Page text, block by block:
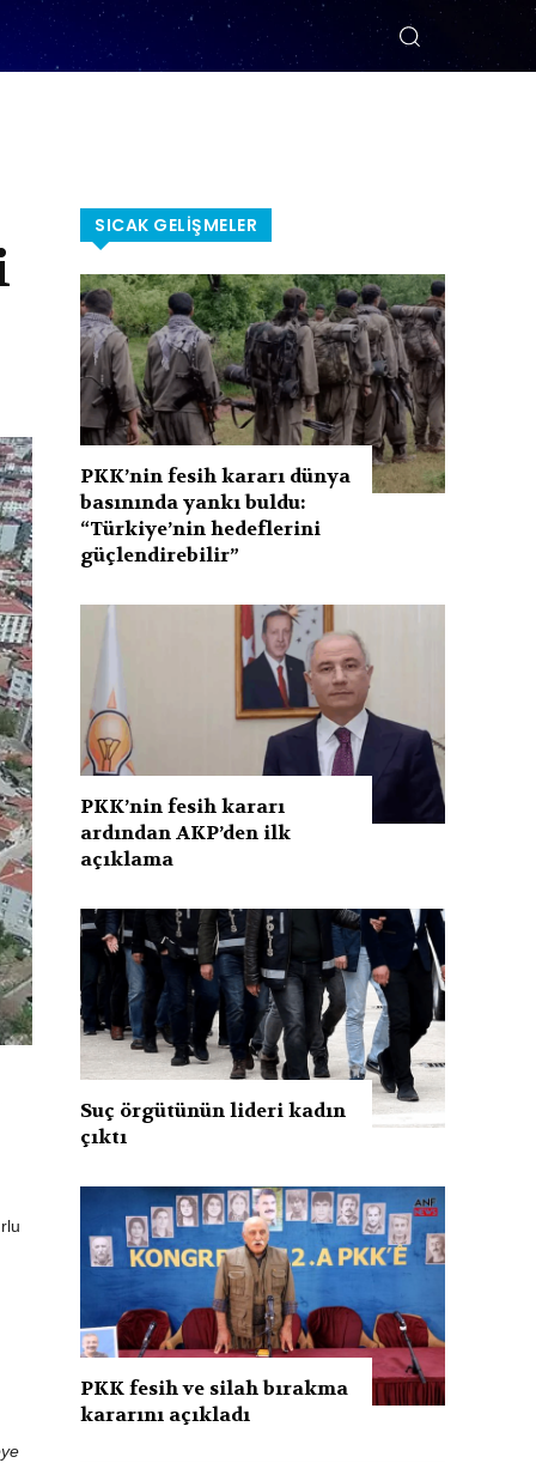
SICAK GELIŞMELER
PKK’nin fesih kararı dünya
basınında yankı buldu:
“Türkiye’nin hedeflerini
güçlendirebilir”
PKK’nin fesih kararı
ardından AKP’den ilk
açıklama
Suç örgütünün lideri kadın
çıktı
PKK fesih ve silah bırakma
kararını açıkladı